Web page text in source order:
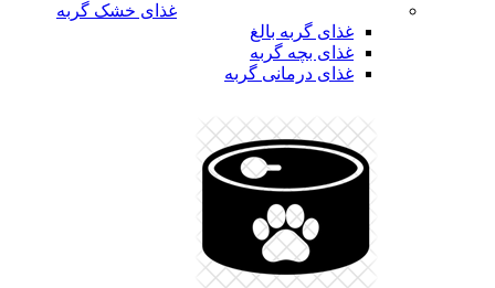
غذای خشک گربه
غذای گربه بالغ
غذای بچه گربه
غذای درمانی گربه